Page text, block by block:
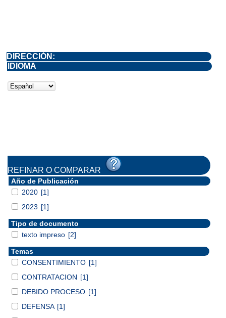
DIRECCIÓN:
IDIOMA
REFINAR O COMPARAR
Año de Publicación
2020 [1]
2023 [1]
Tipo de documento
texto impreso [2]
Temas
CONSENTIMIENTO [1]
CONTRATACION [1]
DEBIDO PROCESO [1]
DEFENSA [1]